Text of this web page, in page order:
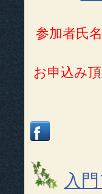
参加者氏
お申込み
入